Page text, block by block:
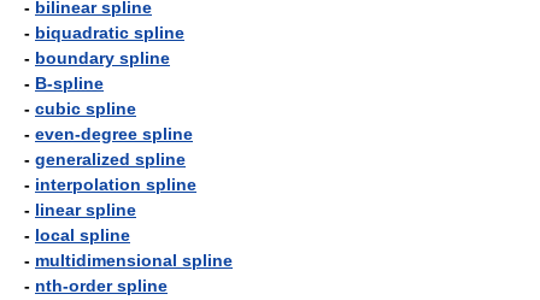
- bilinear spline
- biquadratic spline
- boundary spline
- B-spline
- cubic spline
- even-degree spline
- generalized spline
- interpolation spline
- linear spline
- local spline
- multidimensional spline
- nth-order spline